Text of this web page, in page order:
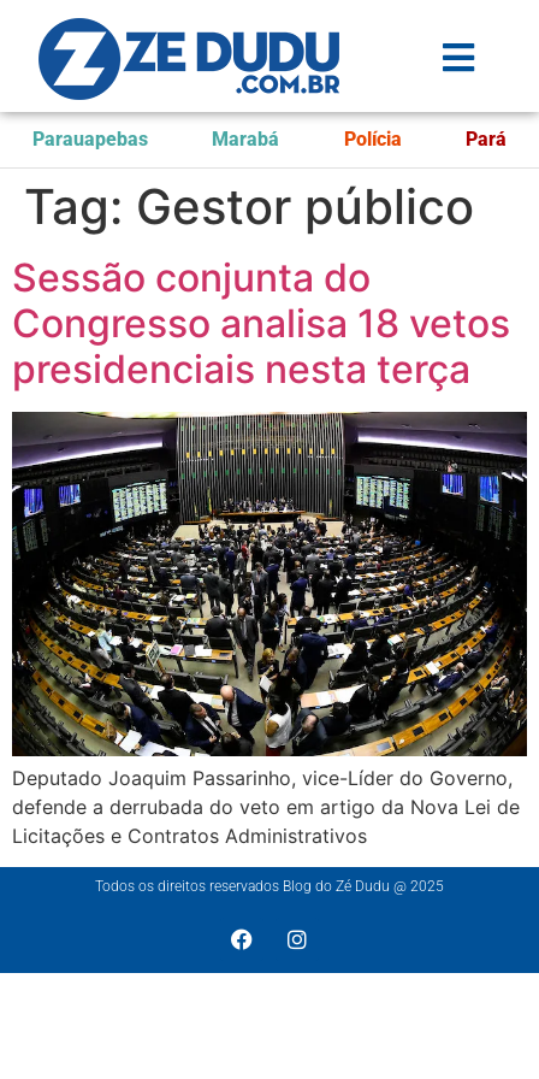
Parauapebas Marabá Polícia Pará
Tag: Gestor público
Sessão conjunta do
Congresso analisa 18 vetos
presidenciais nesta terça
Deputado Joaquim Passarinho, vice-Líder do Governo,
defende a derrubada do veto em artigo da Nova Lei de
Licitações e Contratos Administrativos
Todos os direitos reservados Blog do Zé Dudu @ 2025